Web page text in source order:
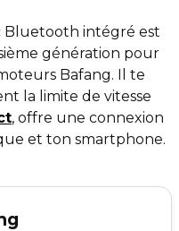
Bluetooth intégré est
génération pour
Bafang. Il te
la limite de vitesse
, offre une connexion
et ton smartphone.